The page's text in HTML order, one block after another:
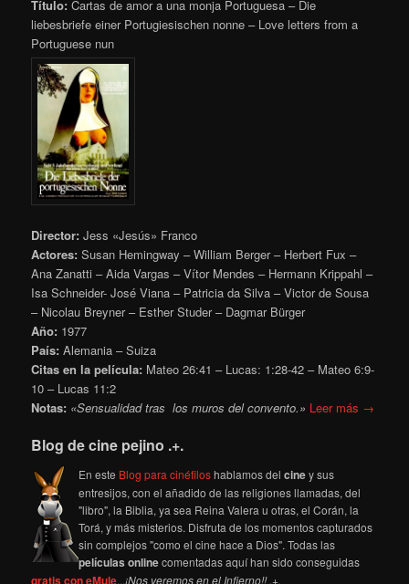
Título: Cartas de amor a una monja Portuguesa – Die
liebesbriefe einer Portugiesischen nonne – Love letters from a
Portuguese nun
Director: Jess «Jesús» Franco
Actores: Susan Hemingway – William Berger – Herbert Fux –
Ana Zanatti – Aida Vargas – Vítor Mendes – Hermann Krippahl –
Isa Schneider- José Viana – Patricia da Silva – Victor de Sousa
– Nicolau Breyner – Esther Studer – Dagmar Bürger
Año: 1977
País: Alemania – Suiza
Citas en la película: Mateo 26:41 – Lucas: 1:28-42 – Mateo 6:9-
10 – Lucas 11:2
Notas: «Sensualidad tras los muros del convento.» Leer más →
Blog de cine pejino .+.
En este Blog para cinéfiloshablamos delciney sus
entresijos, con el añadido de las religiones llamadas, del
"libro", la Biblia, ya sea Reina Valera u otras, el Corán, la
Torá, y más misterios. Disfruta de los momentos capturados
sin complejos "como el cine hace a Dios". Todas las
películas onlinecomentadas aquí han sido conseguidas
gratis con eMule...¡Nos veremos en el Infierno!! .+.